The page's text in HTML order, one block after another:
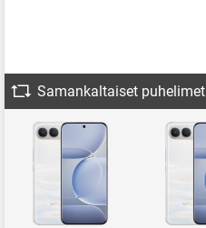
Samankaltaiset puhelimet